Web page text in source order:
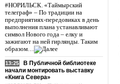
#НОРИЛЬСК. «Таймырский
телеграф» – По традиции на
предприятиях-передовиках в день
выполнения плана устанавливают
символ Нового года – елку и
зажигают на ней гирлянды. Таким
образом…
13:25
В Публичной библиотеке
начали монтировать выставку
«Книга Севера»